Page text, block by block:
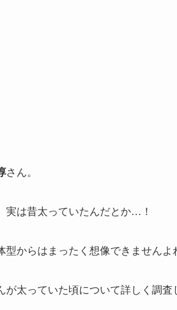
さん。
実は昔太っていたんだとか…！
からはまったく想像できませんよ
が太っていた頃について詳しく調査